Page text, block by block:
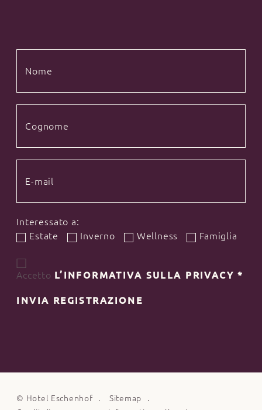
Interessato a:
Estate
Inverno Wellness Famiglia
Accetto L’INFORMATIVA SULLA PRIVACY*
INVIA REGISTRAZIONE
© Hotel Eschenhof
Sitemap